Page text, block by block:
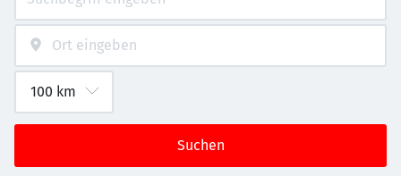
Suchen